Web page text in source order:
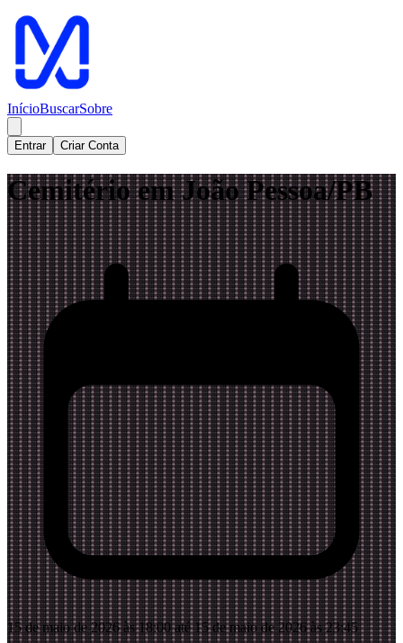
InícioBuscarSobre
Entrar Criar Conta
Cemitério em João Pessoa/PB
15 de maio de 2026 às 18:00 até 15 de maio de 2026 às 23:45